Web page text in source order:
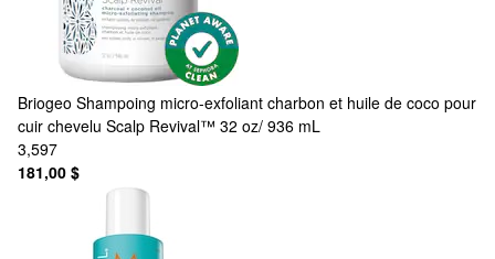
Briogeo Shampoing micro-exfoliant charbon et huile de coco pour
cuir chevelu Scalp Revival™ 32 oz/ 936 mL
3,597
181,00 $